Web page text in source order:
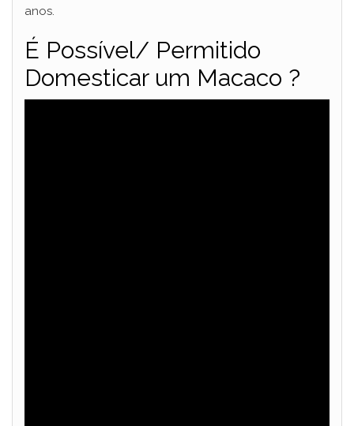
anos.
É Possível/ Permitido
Domesticar um Macaco ?